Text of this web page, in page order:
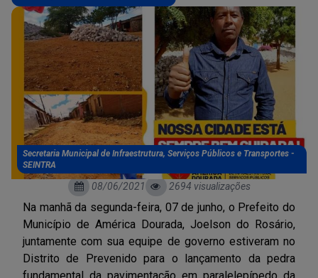
Secretaria Municipal de Infraestrutura, Serviços Públicos e Transportes -
SEINTRA
08/06/2021 2694 visualizações
Na manhã da segunda-feira, 07 de junho, o Prefeito do
Município de América Dourada, Joelson do Rosário,
juntamente com sua equipe de governo estiveram no
Distrito de Prevenido para o lançamento da pedra
fundamental da pavimentação em paralelepípedo da